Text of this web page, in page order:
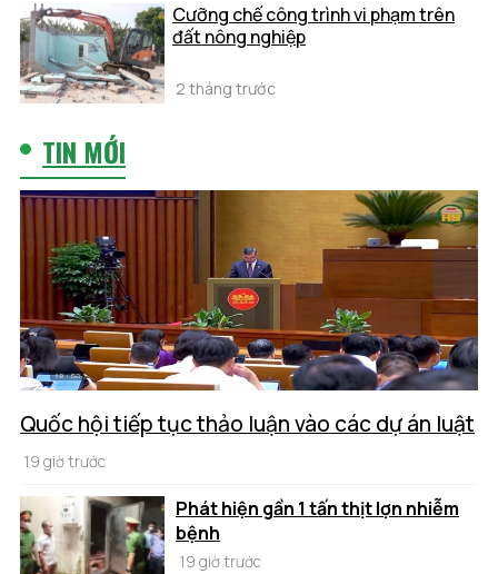
Cưỡng chế công trình vi phạm trên
đất nông nghiệp
2 tháng trước
TIN MỚI
Quốc hội tiếp tục thảo luận vào các dự án luật
19 giờ trước
Phát hiện gần 1 tấn thịt lợn nhiễm
bệnh
19 giờ trước